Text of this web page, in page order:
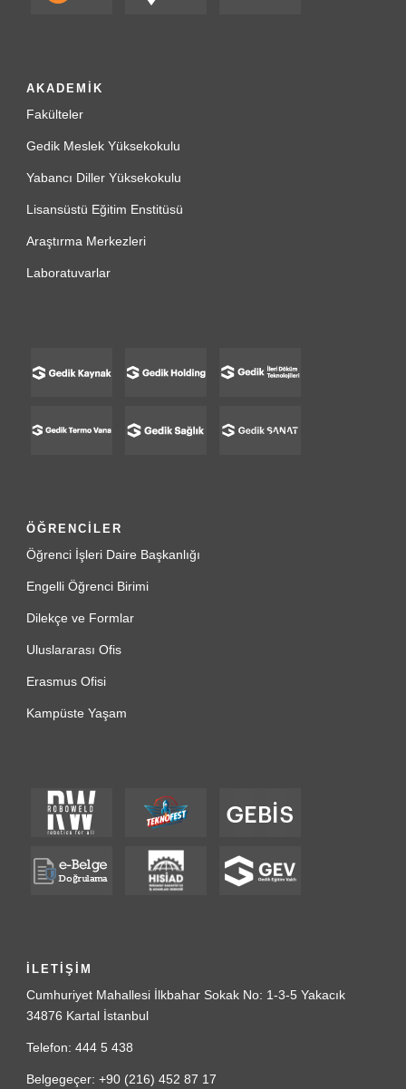
AKADEMİK
Fakülteler
Gedik Meslek Yüksekokulu
Yabancı Diller Yüksekokulu
Lisansüstü Eğitim Enstitüsü
Araştırma Merkezleri
Laboratuvarlar
ÖĞRENCİLER
Öğrenci İşleri Daire Başkanlığı
Engelli Öğrenci Birimi
Dilekçe ve Formlar
Uluslararası Ofis
Erasmus Ofisi
Kampüste Yaşam
İLETİŞİM
Cumhuriyet Mahallesi İlkbahar Sokak No: 1-3-5 Yakacık
34876 Kartal İstanbul
Telefon: 444 5 438
Belgegeçer: +90 (216) 452 87 17